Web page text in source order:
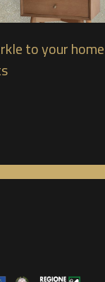
to your home